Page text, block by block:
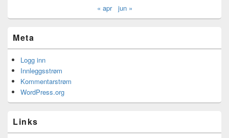
« apr jun »
Meta
Logg inn
Innleggsstrøm
Kommentarstrøm
WordPress.org
Links